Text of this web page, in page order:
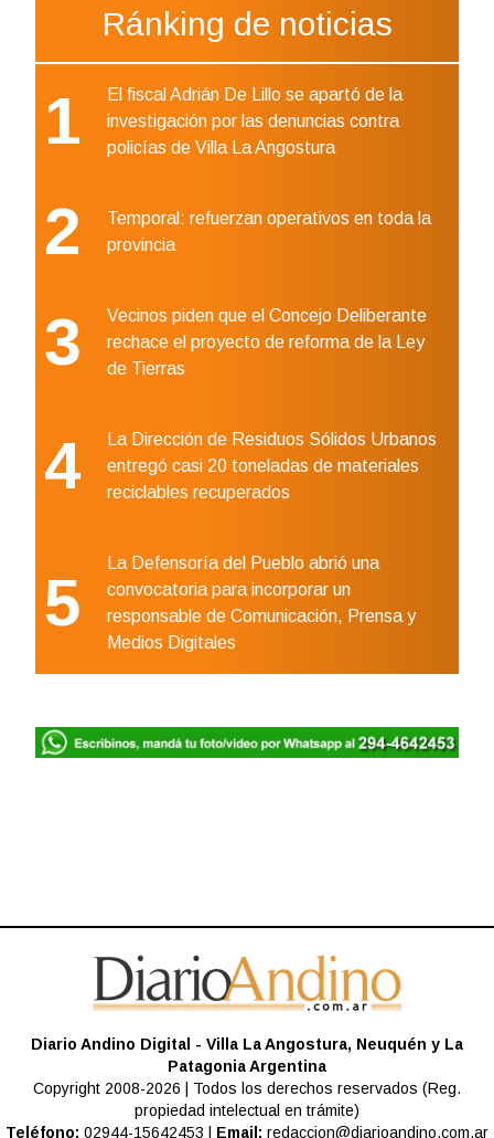
Ránking de noticias
1
El fiscal Adrián De Lillo se apartó de la
investigación por las denuncias contra
policías de Villa La Angostura
2
Temporal: refuerzan operativos en toda la
provincia
3
Vecinos piden que el Concejo Deliberante
rechace el proyecto de reforma de la Ley
de Tierras
4
La Dirección de Residuos Sólidos Urbanos
entregó casi 20 toneladas de materiales
reciclables recuperados
5
La Defensoría del Pueblo abrió una
convocatoria para incorporar un
responsable de Comunicación, Prensa y
Medios Digitales
Diario Andino Digital - Villa La Angostura, Neuquén y La
Patagonia Argentina
Copyright 2008-2026 | Todos los derechos reservados (Reg.
propiedad intelectual en trámite)
Teléfono: 02944-15642453 | Email: redaccion@diarioandino.com.ar